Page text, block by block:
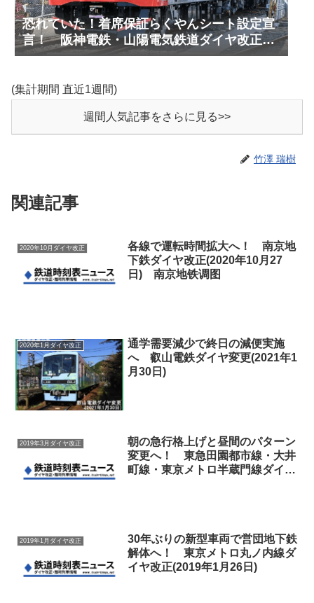
恐れていた！着席保証らくやんシート設定宣
言！ 阪神電鉄・山陽電気鉄道ダイヤ改正予
測(2027年3月予定)
(集計期間 直近1週間)
週間人気記事をさらに見る>>
竹澤 瑞樹
関連記事
2020年10月ダイヤ改正
各線で運転時間拡大へ！ 南京地
下鉄ダイヤ改正(2020年10月27
日) 南京地铁调图
2020年1月ダイヤ改正
通学需要減少で終日の減便実施
へ 叡山電鉄ダイヤ変更(2021年1
月30日)
2019年3月ダイヤ改正
朝の急行格上げと昼間のパターン
変更へ！ 東急田園都市線・大井
町線・東京メトロ半蔵門線ダイヤ
2019年1月ダイヤ改正
30年ぶりの新型車両で営団地下鉄
解体へ！ 東京メトロ丸ノ内線ダ
イヤ改正(2019年1月26日)